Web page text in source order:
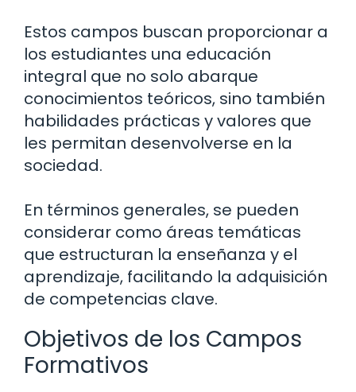
Estos campos buscan proporcionar a
los estudiantes una educación
integral que no solo abarque
conocimientos teóricos, sino también
habilidades prácticas y valores que
les permitan desenvolverse en la
sociedad.
En términos generales, se pueden
considerar como áreas temáticas
que estructuran la enseñanza y el
aprendizaje, facilitando la adquisición
de competencias clave.
Objetivos de los Campos
Formativos